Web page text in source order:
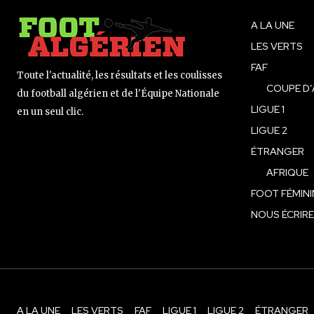
Toute l'actualité, les résultats et les coulisses
du football algérien et de l'Équipe Nationale
en un seul clic.
A LA UNE
LES VERTS
FAF
COUPE
LIGUE 1
LIGUE 2
ÉTRANGER
AFRIQUE
FOOT
NOUS ÉCRIRE
A LA UNE LES VERTS FAF LIGUE 1 LIGUE 2 ÉTRANGER